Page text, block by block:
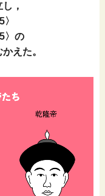
，
〉の
えた。